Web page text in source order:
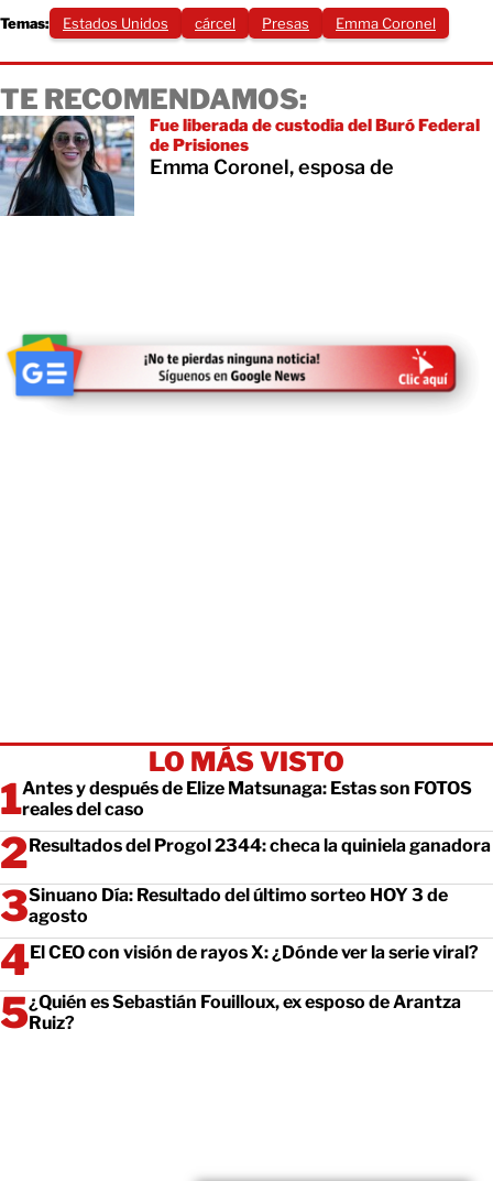
Temas: Estados Unidos cárcel Presas Emma Coronel
TE RECOMENDAMOS:
Fue liberada de custodia del Buró Federal
de Prisiones
Emma Coronel, esposa de
LO MÁS VISTO
Antes y después de Elize Matsunaga: Estas son FOTOS
reales del caso
Resultados del Progol 2344: checa la quiniela ganadora
Sinuano Día: Resultado del último sorteo HOY 3 de
agosto
El CEO con visión de rayos X: ¿Dónde ver la serie viral?
¿Quién es Sebastián Fouilloux, ex esposo de Arantza
Ruiz?